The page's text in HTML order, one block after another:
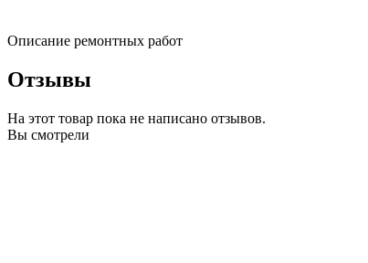
Описание ремонтных работ
Отзывы
На этот товар пока не написано отзывов.
Вы смотрели